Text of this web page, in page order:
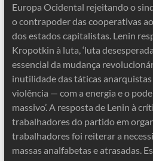
Europa Ocidental rejeitando o
o contrapoder das cooperativas
dos estados capitalistas. Lenin
Kropotkin à luta, ‘luta
essencial da mudança
inutilidade das táticas
violência — com a energia e o
massivo’. A resposta de Lenin à
trabalhadores do partido em
trabalhadores foi reiterar a
massas analfabetas e atrasadas.